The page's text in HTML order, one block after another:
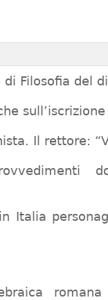
di Filosofia del
Il rettore:
Italia